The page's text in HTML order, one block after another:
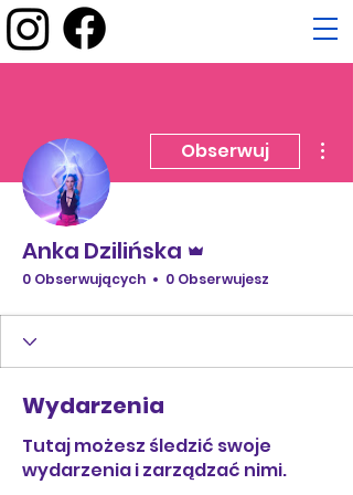
Obserwuj
Anka Dzilińska
0 Obserwujących 0 Obserwujesz
Wydarzenia
Tutaj możesz śledzić swoje
wydarzenia i zarządzać nimi.